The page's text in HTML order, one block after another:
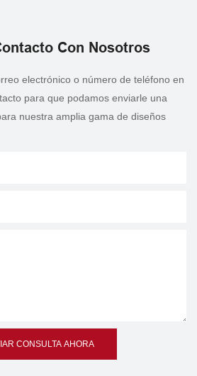
Con Nosotros
electrónico o número de teléfono en
para que podamos enviarle una
nuestra amplia gama de diseños
CONSULTA AHORA